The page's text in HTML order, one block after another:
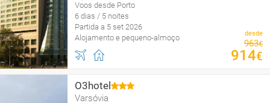
Voos desde Porto
6 dias / 5 noites
Partida a 5 set 2026
Alojamento e pequeno-almoço
desde
963€
914€
O3hotel
Varsóvia